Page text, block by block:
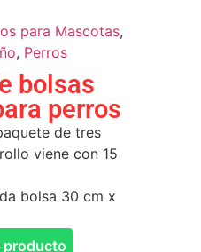
para Mascotas,
, Perros
bolsas
perros
de tres
viene con 15
bolsa 30 cm x
producto